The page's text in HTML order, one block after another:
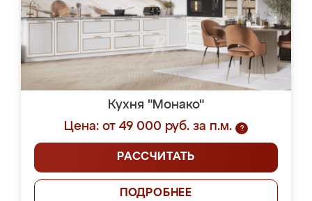
Кухня "Монако"
Цена: от 49 000 руб. за п.м.
?
РАССЧИТАТЬ
ПОДРОБНЕЕ